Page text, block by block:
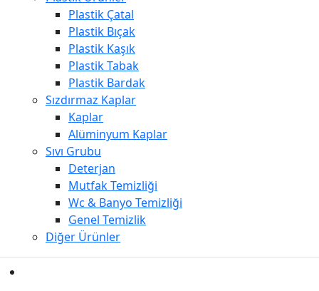
Plastik Çatal
Plastik Bıçak
Plastik Kaşık
Plastik Tabak
Plastik Bardak
Sızdırmaz Kaplar
Kaplar
Alüminyum Kaplar
Sıvı Grubu
Deterjan
Mutfak Temizliği
Wc & Banyo Temizliği
Genel Temizlik
Diğer Ürünler